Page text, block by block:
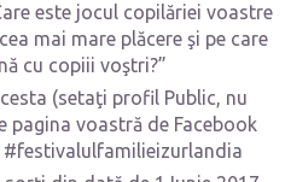
este jocul copilăriei voastre
mai mare plăcere şi pe care
cu copiii voştri?”
(setaţi profil Public, nu
pagina voastră de Facebook